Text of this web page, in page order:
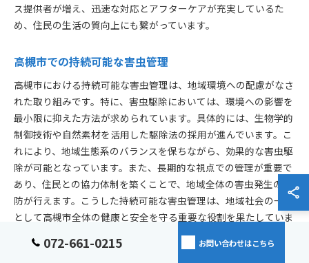
ス提供者が増え、迅速な対応とアフターケアが充実しているた
め、住民の生活の質向上にも繋がっています。
高槻市での持続可能な害虫管理
高槻市における持続可能な害虫管理は、地域環境への配慮がなさ
れた取り組みです。特に、害虫駆除においては、環境への影響を
最小限に抑えた方法が求められています。具体的には、生物学的
制御技術や自然素材を活用した駆除法の採用が進んでいます。こ
れにより、地域生態系のバランスを保ちながら、効果的な害虫駆
除が可能となっています。また、長期的な視点での管理が重要で
あり、住民との協力体制を築くことで、地域全体の害虫発生の予
防が行えます。こうした持続可能な害虫管理は、地域社会の一員
として高槻市全体の健康と安全を守る重要な役割を果たしていま
072-661-0215 お問い合わせはこちら